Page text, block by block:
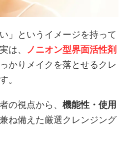
」というイメージを持って
は、 ノニオン型界面活性剤
かりメイクを落とせるクレ
。
の視点から、 機能性・使用
ね備えた厳選クレンジング